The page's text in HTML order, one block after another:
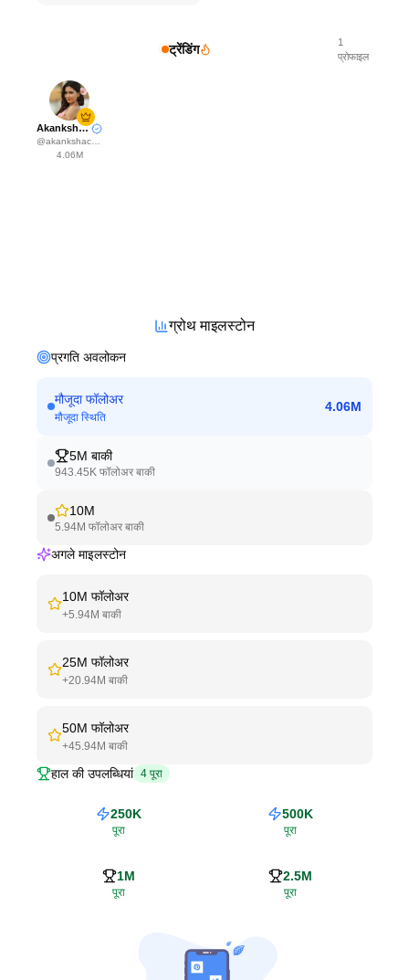
ट्रेंडिंग
1
प्रोफाइल
Akanksha Choudhary
@akankshachoudhary_official
4.06M
ग्रोथ माइलस्टोन
प्रगति अवलोकन
मौजूदा फॉलोअर
मौजूदा स्थिति
4.06M
5M बाकी
943.45K फॉलोअर बाकी
10M
5.94M फॉलोअर बाकी
अगले माइलस्टोन
10M फॉलोअर
+5.94M बाकी
25M फॉलोअर
+20.94M बाकी
50M फॉलोअर
+45.94M बाकी
हाल की उपलब्धियां 4 पूरा
250K
पूरा
500K
पूरा
1M
पूरा
2.5M
पूरा